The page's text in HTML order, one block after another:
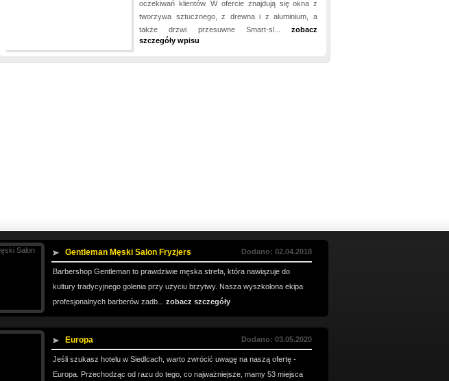
oczekiwań klientów. W ofercie znajdują się okna z
tworzywa sztucznego, z drewna i z aluminium, a
także drzwi przesuwne Smart-sl... zobacz
szczegóły wpisu
Gentleman Męski Salon Fryzjers Dodano: 02.04.2018
Barbershop Gentleman to prawdziwie męska strefa, która nawiązuje do
kultury tradycyjnego golenia przy użyciu brzytwy. Nasza wyszkolona ekipa
profesjonalnych barberów zadb... zobacz szczegóły
Europa Dodano: 03.05.2020
Jeśli szukasz hotelu w Siedlcach, warto zwrócić uwagę na naszą ofertę -
Europa. Przechodząc od razu do tego, co najważniejsze, mamy 53 miejsca